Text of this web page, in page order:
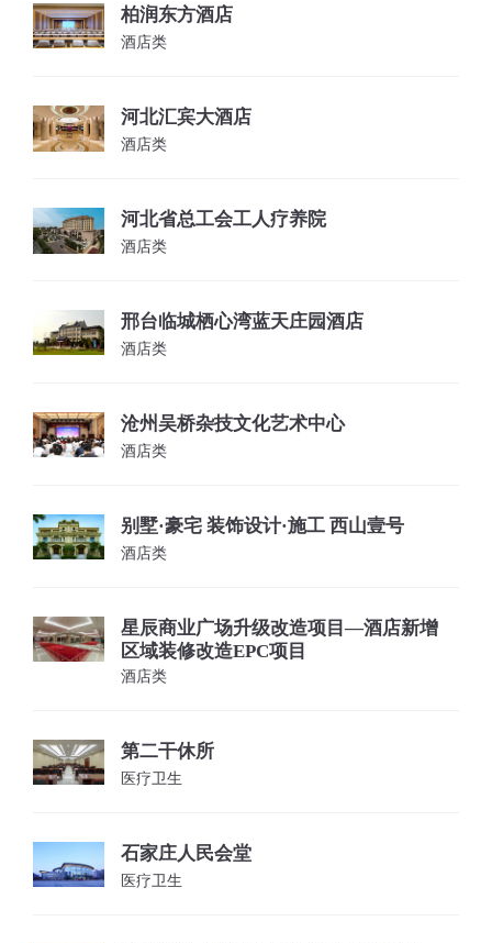
柏润东方酒店
酒店类
河北汇宾大酒店
酒店类
河北省总工会工人疗养院
酒店类
邢台临城栖心湾蓝天庄园酒店
酒店类
沧州吴桥杂技文化艺术中心
酒店类
别墅·豪宅 装饰设计·施工 西山壹号
酒店类
星辰商业广场升级改造项目—酒店新增
区域装修改造EPC项目
酒店类
第二干休所
医疗卫生
石家庄人民会堂
医疗卫生